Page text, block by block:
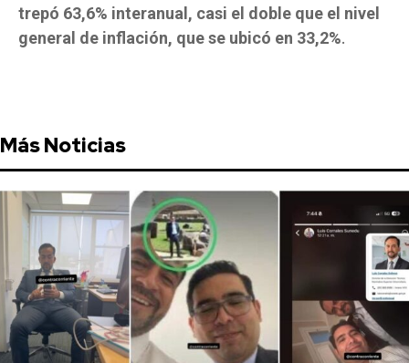
trepó 63,6% interanual, casi el doble que el nivel
general de inflación, que se ubicó en 33,2%.
Más Noticias